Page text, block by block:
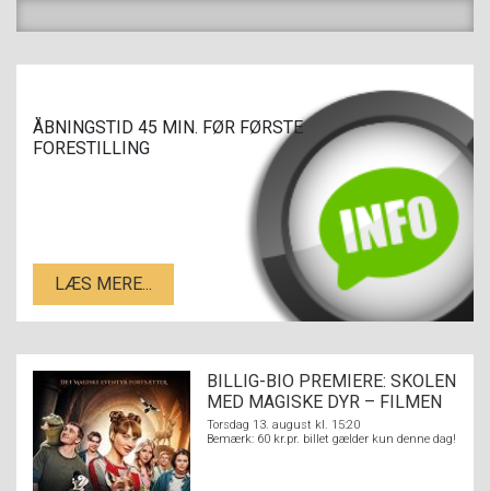
ÅBNINGSTID 45 MIN. FØR FØRSTE
FORESTILLING
LÆS MERE...
BILLIG-BIO PREMIERE: SKOLEN
MED MAGISKE DYR – FILMEN
Torsdag 13. august kl. 15:20
Bemærk: 60 kr.pr. billet gælder kun denne dag!